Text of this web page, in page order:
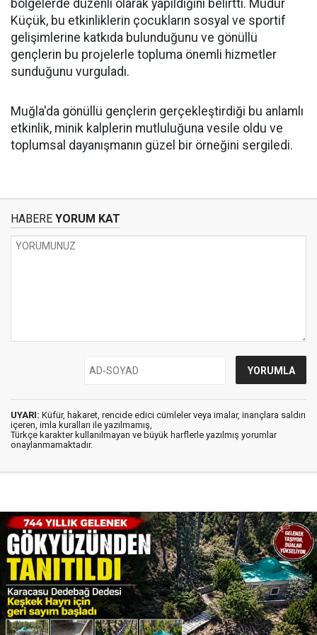
bölgelerde düzenli olarak yapıldığını belirtti. Müdür
Küçük, bu etkinliklerin çocukların sosyal ve sportif
gelişimlerine katkıda bulunduğunu ve gönüllü
gençlerin bu projelerle topluma önemli hizmetler
sunduğunu vurguladı.
Muğla'da gönüllü gençlerin gerçekleştirdiği bu anlamlı
etkinlik, minik kalplerin mutluluğuna vesile oldu ve
toplumsal dayanışmanın güzel bir örneğini sergiledi.
HABERE YORUM KAT
UYARI: Küfür, hakaret, rencide edici cümleler veya imalar, inançlara saldırı
içeren, imla kuralları ile yazılmamış,
Türkçe karakter kullanılmayan ve büyük harflerle yazılmış yorumlar
onaylanmamaktadır.